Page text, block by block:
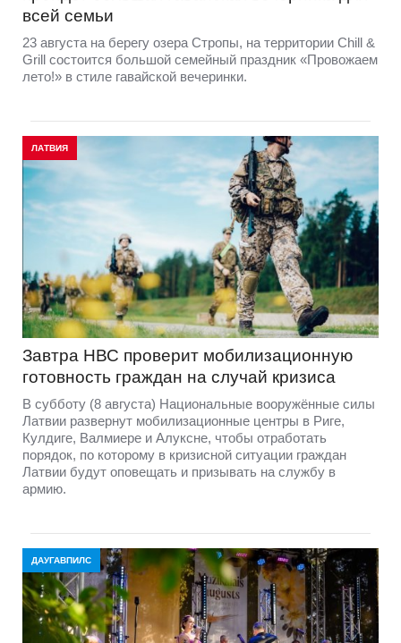
всей семьи
23 августа на берегу озера Стропы, на территории Chill &
Grill состоится большой семейный праздник «Провожаем
лето!» в стиле гавайской вечеринки.
ЛАТВИЯ
Завтра НВС проверит мобилизационную
готовность граждан на случай кризиса
В субботу (8 августа) Национальные вооружённые силы
Латвии развернут мобилизационные центры в Риге,
Кулдиге, Валмиере и Алуксне, чтобы отработать
порядок, по которому в кризисной ситуации граждан
Латвии будут оповещать и призывать на службу в
армию.
ДАУГАВПИЛС